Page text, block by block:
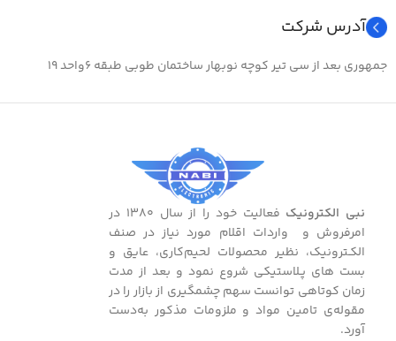
آدرس شرکت
جمهوری بعد از سی تیر کوچه نوبهار ساختمان طوبی طبقه ۶واحد ۱۹
نبی الکترونیک
فعالیت خود را از سال ۱۳۸۰ در
امرفروش و واردات اقلام مورد نیاز در صنف
الکـترونیک، نظیر محصولات لحیم‌کاری، عایق و
بست ‌های پـلاستیکی شروع نمود و بعد از مدت
زمان کوتاهی توانست سهم چشمگیری از بازار را در
مقوله‌ی تامین مواد و ملزومات مذکور به‌دست
آورد.